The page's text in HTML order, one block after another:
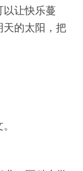
以让快乐蔓
天的太阳，把